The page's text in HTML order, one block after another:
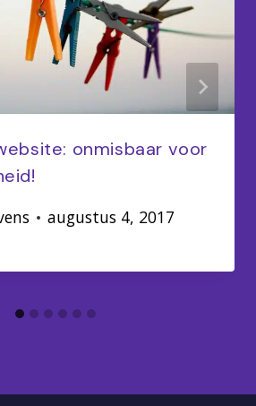
onmisbaar voor
augustus 4, 2017